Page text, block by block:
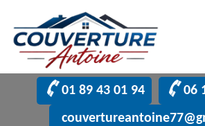
01 89 43 01 94
06